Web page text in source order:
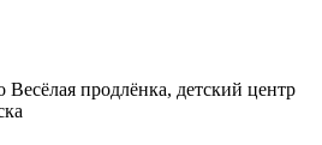
Весёлая продлёнка, детский центр